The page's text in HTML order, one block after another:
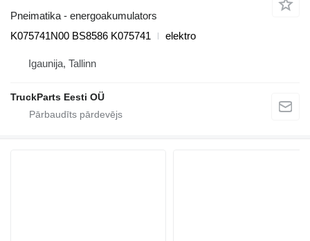
Pneimatika - energoakumulators
K075741N00 BS8586 K075741
elektro
Igaunija, Tallinn
TruckParts Eesti OÜ